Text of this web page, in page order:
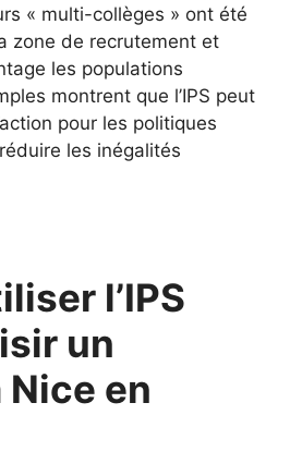
« multi-collèges » ont été
zone de recrutement et
les populations
montrent que l’IPS peut
pour les politiques
les inégalités
l’IPS
un
en